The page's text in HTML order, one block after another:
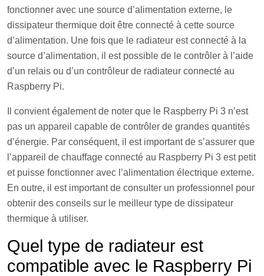
fonctionner avec une source d’alimentation externe, le
dissipateur thermique doit être connecté à cette source
d’alimentation. Une fois que le radiateur est connecté à la
source d’alimentation, il est possible de le contrôler à l’aide
d’un relais ou d’un contrôleur de radiateur connecté au
Raspberry Pi.
Il convient également de noter que le Raspberry Pi 3 n’est
pas un appareil capable de contrôler de grandes quantités
d’énergie. Par conséquent, il est important de s’assurer que
l’appareil de chauffage connecté au Raspberry Pi 3 est petit
et puisse fonctionner avec l’alimentation électrique externe.
En outre, il est important de consulter un professionnel pour
obtenir des conseils sur le meilleur type de dissipateur
thermique à utiliser.
Quel type de radiateur est
compatible avec le Raspberry Pi